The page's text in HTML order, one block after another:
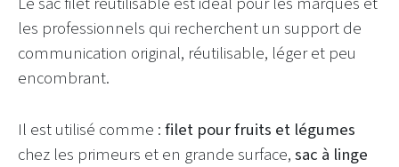
les professionnels qui recherchentun supportde
communication original, réutilisable, légeret peu
encombrant.
Il est utilisé comme :filet pourfruits et légumes
chez les primeurs eten grandesurface,sac à linge